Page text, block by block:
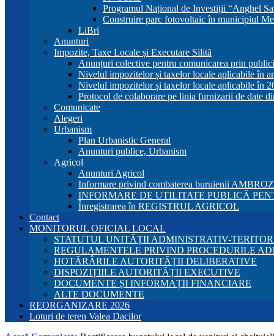
Programul Național de Investiții “Anghel
Construire parc fotovoltaic în municipiul
LiBri
Anunturi
Impozite, Taxe Locale și Executare Silită
Anunțuri colective pentru comunicarea prin
Nivelul impozitelor și taxelor locale aplicabile în
Nivelul impozitelor și taxelor locale aplicabile în
Protocol de colaborare pe linia furnizarii de date
Comunicate
Alegeri
Urbanism
Plan Urbanistic General
Anunturi publice, Urbanism
Agricol
Anunturi Agricol
Informare privind combaterea buruienii
INFORMARE DE UTILITATE PUBLICĂ
Înregistrarea în REGISTRUL AGRICOL
Contact
MONITORUL OFICIAL LOCAL
STATUTUL UNITĂȚII ADMINISTRATIV-
REGULAMENTELE PRIVIND PROCEDURILE
HOTĂRÂRILE AUTORITĂȚII DELIBERATIVE
DISPOZIȚIILE AUTORITĂȚII EXECUTIVE
DOCUMENTE ȘI INFORMAȚII FINANCIARE
ALTE DOCUMENTE
REORGANIZARE 2026
Loturi de teren Valea Dacilor